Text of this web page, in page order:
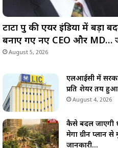
टाटा ग्रुप की एयर इंडिया में बड़ा
बनाए गए नए CEO और MD…
August 5, 2026
एलआईसी में
प्रति शेयर तय
August 4, 2026
कैसे बदल जाएगी
मेगा ग्रीन प्लान
जानकारी…